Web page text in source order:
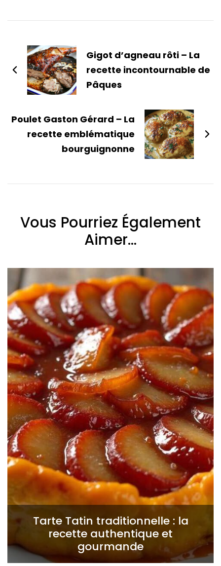
Gigot d’agneau rôti – La
recette incontournable de
Pâques
Poulet Gaston Gérard – La
recette emblématique
bourguignonne
Vous Pourriez Également
Aimer...
Tarte Tatin traditionnelle : la
recette authentique et
gourmande